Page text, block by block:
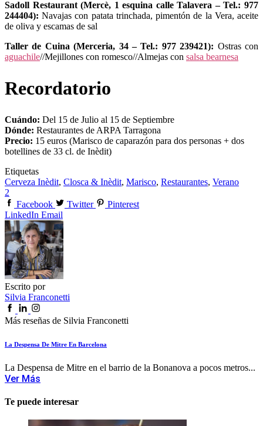
Sadoll Restaurant (Mercè, 1 esquina calle Talavera – Tel.: 977
244404):Navajas con patata trinchada, pimentón de la Vera, aceite
de oliva y escamas de sal
Taller de Cuina (Merceria, 34 – Tel.: 977 239421): Ostras con
aguachile//Mejillones con romesco//Almejas con salsa bearnesa
Recordatorio
Cuándo: Del 15 de Julio al 15 de Septiembre
Dónde: Restaurantes de ARPA Tarragona
Precio: 15 euros (Marisco de caparazón para dos personas + dos
botellines de 33 cl. de Inèdit)
Etiquetas
Cerveza Inèdit, Closca & Inèdit, Marisco, Restaurantes, Verano
2
Facebook
Twitter
Pinterest
LinkedIn Email
Escrito por
Silvia Franconetti
Más reseñas de Silvia Franconetti
La Despensa De Mitre En Barcelona
La Despensa de Mitre en el barrio de la Bonanova a pocos metros...
Ver Más
Te puede interesar